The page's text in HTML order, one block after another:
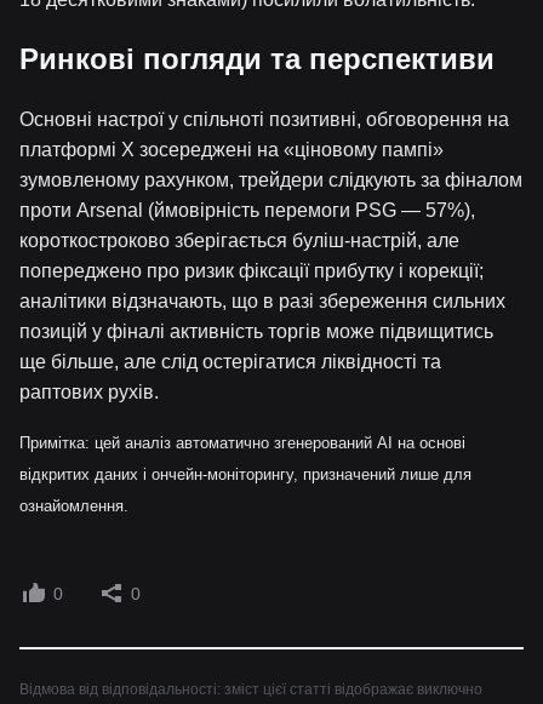
Ринкові погляди та перспективи
Основні настрої у спільноті позитивні, обговорення на
платформі X зосереджені на «ціновому пампі»
зумовленому рахунком, трейдери слідкують за фіналом
проти Arsenal (ймовірність перемоги PSG — 57%),
короткостроково зберігається буліш-настрій, але
попереджено про ризик фіксації прибутку і корекції;
аналітики відзначають, що в разі збереження сильних
позицій у фіналі активність торгів може підвищитись
ще більше, але слід остерігатися ліквідності та
раптових рухів.
Примітка: цей аналіз автоматично згенерований AI на основі
відкритих даних і ончейн-моніторингу, призначений лише для
ознайомлення.
0 0
Відмова від відповідальності: зміст цієї статті відображає виключно